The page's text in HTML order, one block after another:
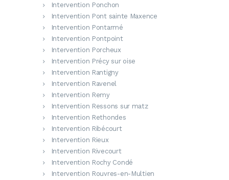
Intervention Ponchon
Intervention Pont sainte Maxence
Intervention Pontarmé
Intervention Pontpoint
Intervention Porcheux
Intervention Précy sur oise
Intervention Rantigny
Intervention Ravenel
Intervention Remy
Intervention Ressons sur matz
Intervention Rethondes
Intervention Ribécourt
Intervention Rieux
Intervention Rivecourt
Intervention Rochy Condé
Intervention Rouvres-en-Multien